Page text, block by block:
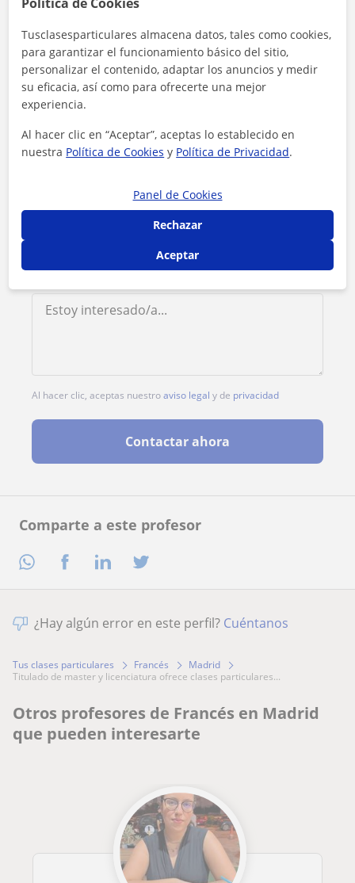
Comparte a este profesor
Contacta con Ahmed
Tarifa 15 €/h
Al hacer clic, aceptas nuestroaviso legal y de privacidad
Contactar ahora
¿Hay algún error en este perfil? Cuéntanos
Tus clases particulares Francés
Madrid
titulado de master y licenciatura ofrece clases particulares...
Otros profesores de Francés en Madrid
que pueden interesarte
Tusclasesparticulares almacena datos, tales como cookies,
para garantizar el funcionamiento básico del sitio,
personalizar el contenido, adaptar los anuncios y medir
su eficacia, así como para ofrecerte una mejor
experiencia.
Al hacer clic en “Aceptar”, aceptas lo establecido en
nuestra Política de Cookies y Política de Privacidad.
Panel de Cookies
Rechazar
Aceptar